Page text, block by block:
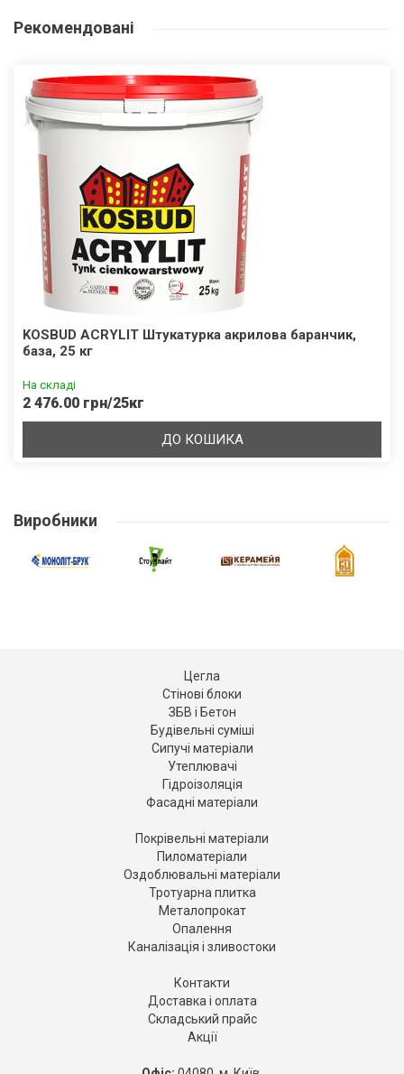
Рекомендовані
KOSBUD ACRYLIT Штукатурка акрилова баранчик,
база, 25 кг
На складі
2 476.00 грн/25кг
ДО КОШИКА
Виробники
Цегла
Стінові блоки
ЗБВ і Бетон
Будівельні суміші
Сипучі матеріали
Утеплювачі
Гідроізоляція
Фасадні матеріали
Покрівельні матеріали
Пиломатеріали
Оздоблювальні матеріали
Тротуарна плитка
Металопрокат
Опалення
Каналізація і зливостоки
Контакти
Доставка і оплата
Складський прайс
Акції